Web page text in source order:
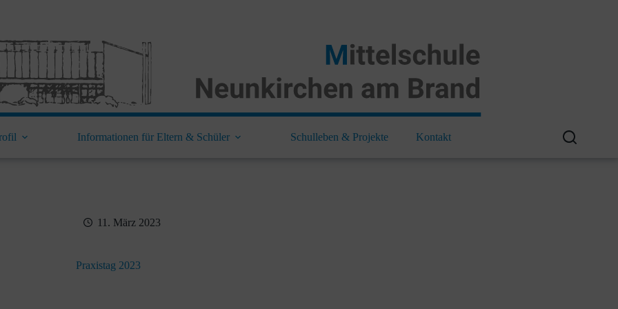
Informationen für Eltern & Schüler Schulleben & Projekte Kontakt
11. März 2023
Praxistag 2023